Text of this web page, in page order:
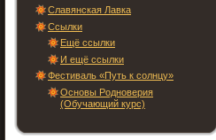
Славянская Лавка
Ссылки
Ещё ссылки
И ещё ссылки
Фестиваль «Путь к солнцу»
Основы Родноверия
(Обучающий курс)